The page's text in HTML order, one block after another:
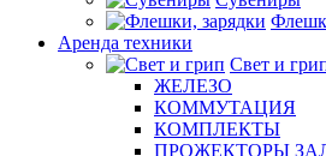
Аренда техники
Свет и
ЖЕЛЕЗО
КОММУТАЦИЯ
КОМПЛЕКТЫ
ПРОЖЕКТОРЫ